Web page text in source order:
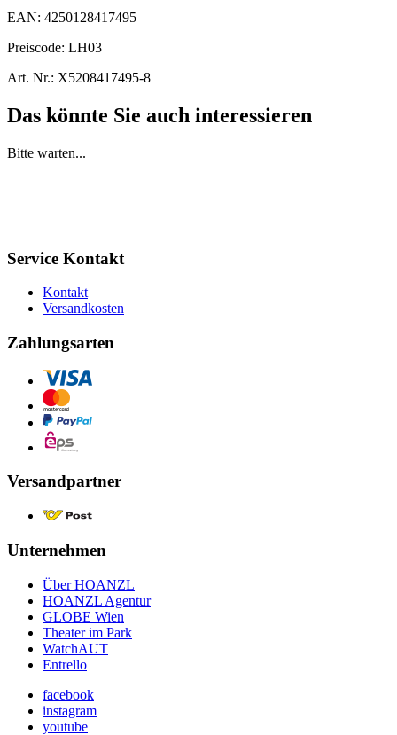
EAN: 4250128417495
Preiscode: LH03
Art. Nr.: X5208417495-8
Das könnte Sie auch interessieren
Bitte warten...
Service Kontakt
Kontakt
Versandkosten
Zahlungsarten
Versandpartner
Unternehmen
Über HOANZL
HOANZL Agentur
GLOBE Wien
Theater im Park
WatchAUT
Entrello
facebook
instagram
youtube